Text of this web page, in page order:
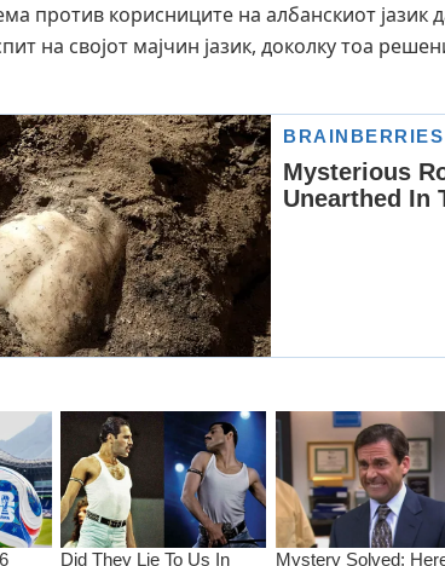
против корисниците на албанскиот јазик
на својот мајчин јазик, доколку тоа